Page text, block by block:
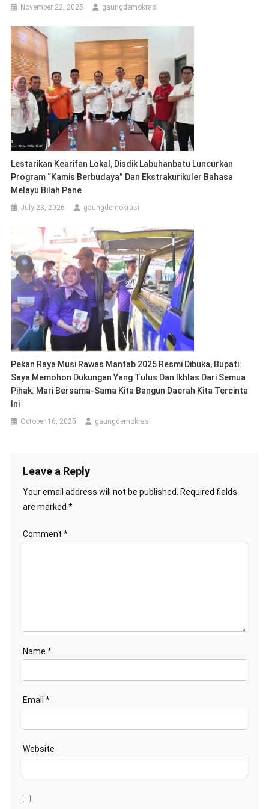
November 22, 2025 gaungdemokrasi
Lestarikan Kearifan Lokal, Disdik Labuhanbatu Luncurkan
Program “Kamis Berbudaya” Dan Ekstrakurikuler Bahasa
Melayu Bilah Pane
July 23, 2026 gaungdemokrasi
Pekan Raya Musi Rawas Mantab 2025 Resmi Dibuka, Bupati:
Saya Memohon Dukungan Yang Tulus Dan Ikhlas Dari Semua
Pihak. Mari Bersama-Sama Kita Bangun Daerah Kita Tercinta
Ini
October 16, 2025 gaungdemokrasi
Leave a Reply
Your email address will not be published. Required fields
are marked *
Comment *
Name *
Email *
Website